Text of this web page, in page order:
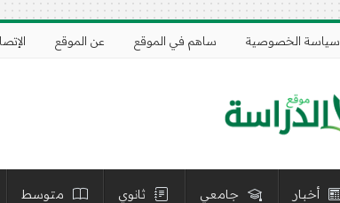
سياسة الخصوصية ساهم في الموقع عن الموقع
أخبار جامعي ثانوي متوسط